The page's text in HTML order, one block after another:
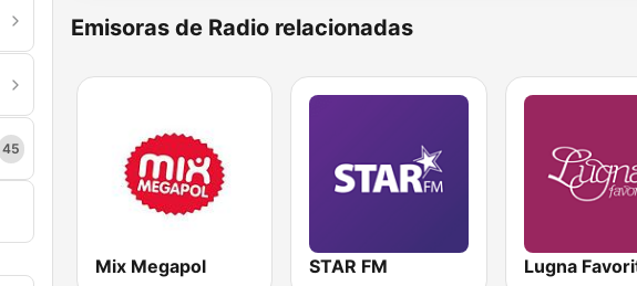
45
Emisoras de Radio relacionadas
Mix Megapol STAR FM Lugna